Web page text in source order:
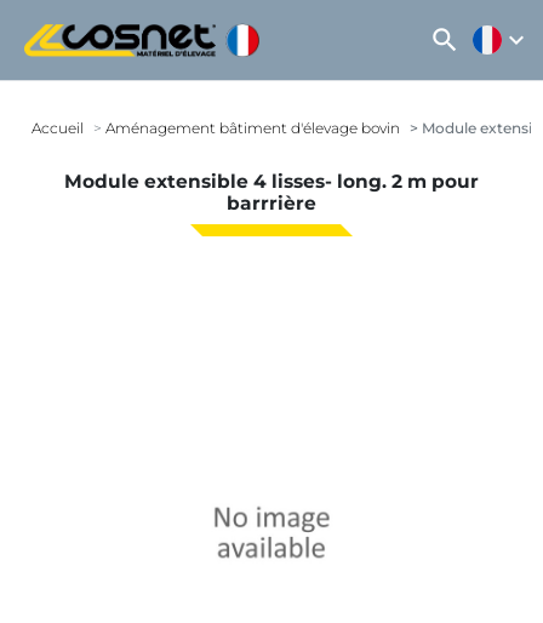
search expand_more
Accueil Aménagement bâtiment d'élevage bovin Module
Module extensible 4 lisses- long. 2 m pour
barrrière